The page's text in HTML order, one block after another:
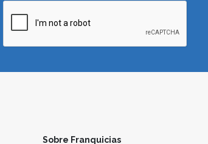
Sobre Franquicias